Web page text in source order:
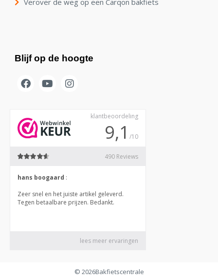
Verover de weg op een Carqon bakfiets
Blijf op de hoogte
© 2026Bakfietscentrale